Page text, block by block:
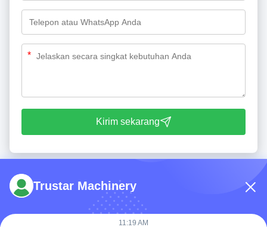
*
Kirim sekarang
Trustar Machinery
11:19 AM